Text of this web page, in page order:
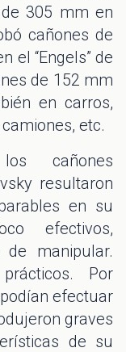
305 mm en
cañones de
el “Engels” de
de 152 mm
en carros,
etc.
cañones
resultaron
en su
efectivos,
de manipular.
Por
efectuar
graves
de su